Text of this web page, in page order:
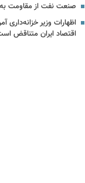
صنعت نفت از مقاومت به
اظهارات وزیر خزانه‌داری
اقتصاد ایران متناقض